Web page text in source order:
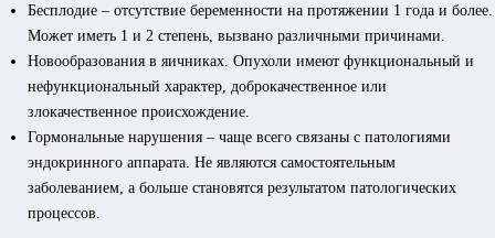
Бесплодие – отсутствие беременности на протяжении 1 года и более.
Может иметь 1 и 2 степень, вызвано различными причинами.
Новообразования в яичниках. Опухоли имеют функциональный и
нефункциональный характер, доброкачественное или
злокачественное происхождение.
Гормональные нарушения – чаще всего связаны с патологиями
эндокринного аппарата. Не являются самостоятельным
заболеванием, а больше становятся результатом патологических
процессов.